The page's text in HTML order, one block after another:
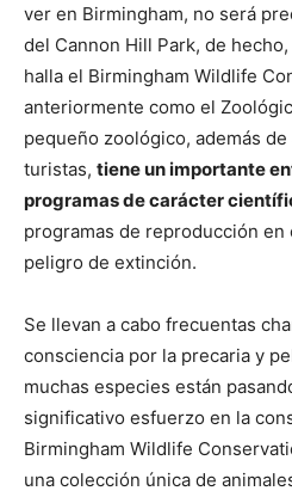
ver en Birmingham, no será
del Cannon Hill Park, de
halla el Birmingham Wildlife
anteriormente como el
pequeño zoológico, además
turistas, tiene un importante
programas de carácter
programas de reproducción
peligro de extinción.
Se llevan a cabo frecuentas
consciencia por la precaria y
muchas especies están
significativo esfuerzo en la
Birmingham Wildlife
una colección única de